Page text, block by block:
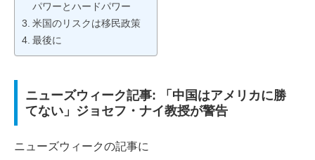
パワーとハードパワー
米国のリスクは移民政策
最後に
ニューズウィーク記事: 「中国はアメリカに勝
てない」ジョセフ・ナイ教授が警告
ニューズウィークの記事に